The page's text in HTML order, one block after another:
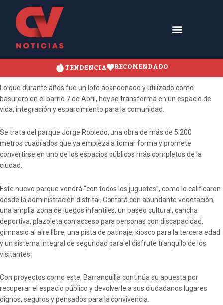
TENDENCIA RECOMENDADO
Lo que durante años fue un lote abandonado y utilizado como
basurero en el barrio 7 de Abril, hoy se transforma en un espacio de
vida, integración y esparcimiento para la comunidad.
Se trata del parque Jorge Robledo, una obra de más de 5.200
metros cuadrados que ya empieza a tomar forma y promete
convertirse en uno de los espacios públicos más completos de la
ciudad.
Este nuevo parque vendrá “con todos los juguetes”, como lo calificaron
desde la administración distrital. Contará con abundante vegetación,
una amplia zona de juegos infantiles, un paseo cultural, cancha
deportiva, plazoleta con acceso para personas con discapacidad,
gimnasio al aire libre, una pista de patinaje, kiosco para la tercera edad
y un sistema integral de seguridad para el disfrute tranquilo de los
visitantes.
Con proyectos como este, Barranquilla continúa su apuesta por
recuperar el espacio público y devolverle a sus ciudadanos lugares
dignos, seguros y pensados para la convivencia.